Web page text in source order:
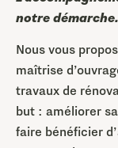
notre démarche.
Nous vous
maîtrise
travaux de
but : améliorer
faire bénéficier